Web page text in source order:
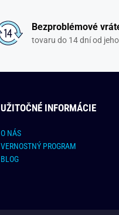
Bezproblémové
tovaru do 14 dní od
UŽITOČNÉ INFORMÁCIE
O NÁS
VERNOSTNÝ PROGRAM
BLOG